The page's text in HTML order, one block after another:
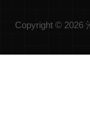
Copyright © 2026